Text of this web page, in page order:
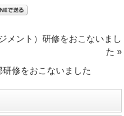
メント）研修をおこないまし
た »
修をおこないました